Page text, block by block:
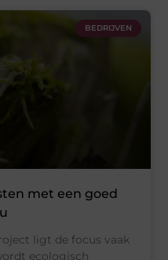
BEDRIJVEN
met een goed
ligt de focus vaak
ecologisch